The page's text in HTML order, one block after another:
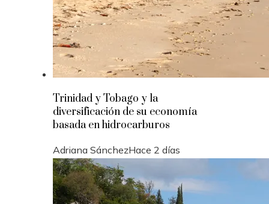
Trinidad y Tobago y la
diversificación de su economía
basada en hidrocarburos
Adriana SánchezHace 2 días